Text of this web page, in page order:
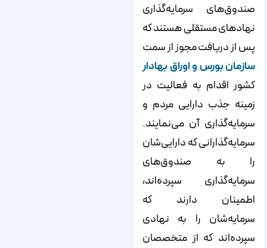
صندوق‌های سرمایه‌گذاری
نهادهای مستقلی هستند که
پس از دریافت مجوز از سمت
سازمان بورس و اوراق بهادار
کشور اقدام به فعالیت در
زمینه جذب دارایی مردم و
سرمایه‌گذاری آن می‌نمایند.
سرمایه‌گذارانی که دارایی‌‌‌‌‌‌شان
را به صندوق‌های
سرمایه‌گذاری سپرده‌اند،
اطمینان دارند که
سرمایه‌‌‌‌‌‌شان را به نهادی
سپرده‌‌‌‌‌‌اند که از متخصصان